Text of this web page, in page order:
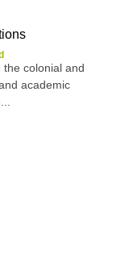
colonial and
academic